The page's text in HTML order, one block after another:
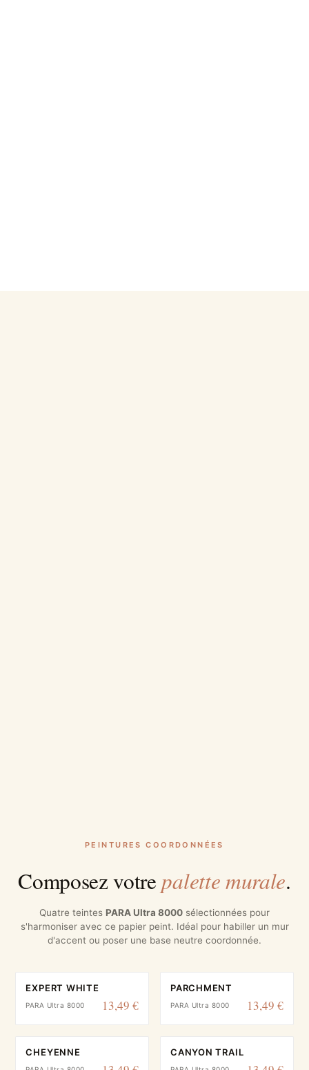
PEINTURES COORDONNÉES
Composez votrepalette murale.
Quatre teintes PARA Ultra 8000 sélectionnées pour
s'harmoniser avec ce papier peint. Idéal pour habiller un mur
d'accent ou poser une base neutre coordonnée.
EXPERT WHITE
PARA Ultra 8000 13,49 €
PARCHMENT
PARA Ultra 8000 13,49 €
CHEYENNE CANYON TRAIL